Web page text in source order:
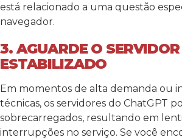
está relacionado a uma questão
navegador.
3. AGUARDE O SERVIDOR
ESTABILIZADO
Em momentos de alta demanda ou
técnicas, os servidores do ChatGPT
sobrecarregados, resultando em
interrupções no serviço. Se você